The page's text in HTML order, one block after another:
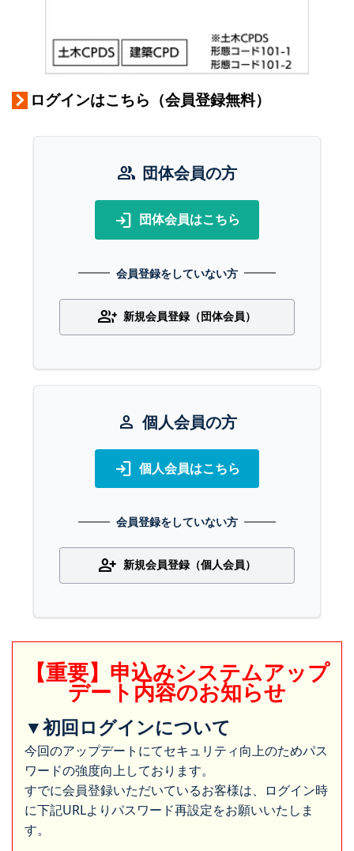
ログインはこちら（会員登録無料）
group 団体会員の方
login 団体会員はこちら
会員登録をしていない方
group_add 新規会員登録（団体会員）
person 個人会員の方
login 個人会員はこちら
会員登録をしていない方
person_add 新規会員登録（個人会員）
【重要】申込みシステムアップ
デート内容のお知らせ
▼初回ログインについて
今回のアップデートにてセキュリティ向上のためパス
ワードの強度向上しております。
すでに会員登録いただいているお客様は、ログイン時
に下記URLよりパスワード再設定をお願いいたしま
す。